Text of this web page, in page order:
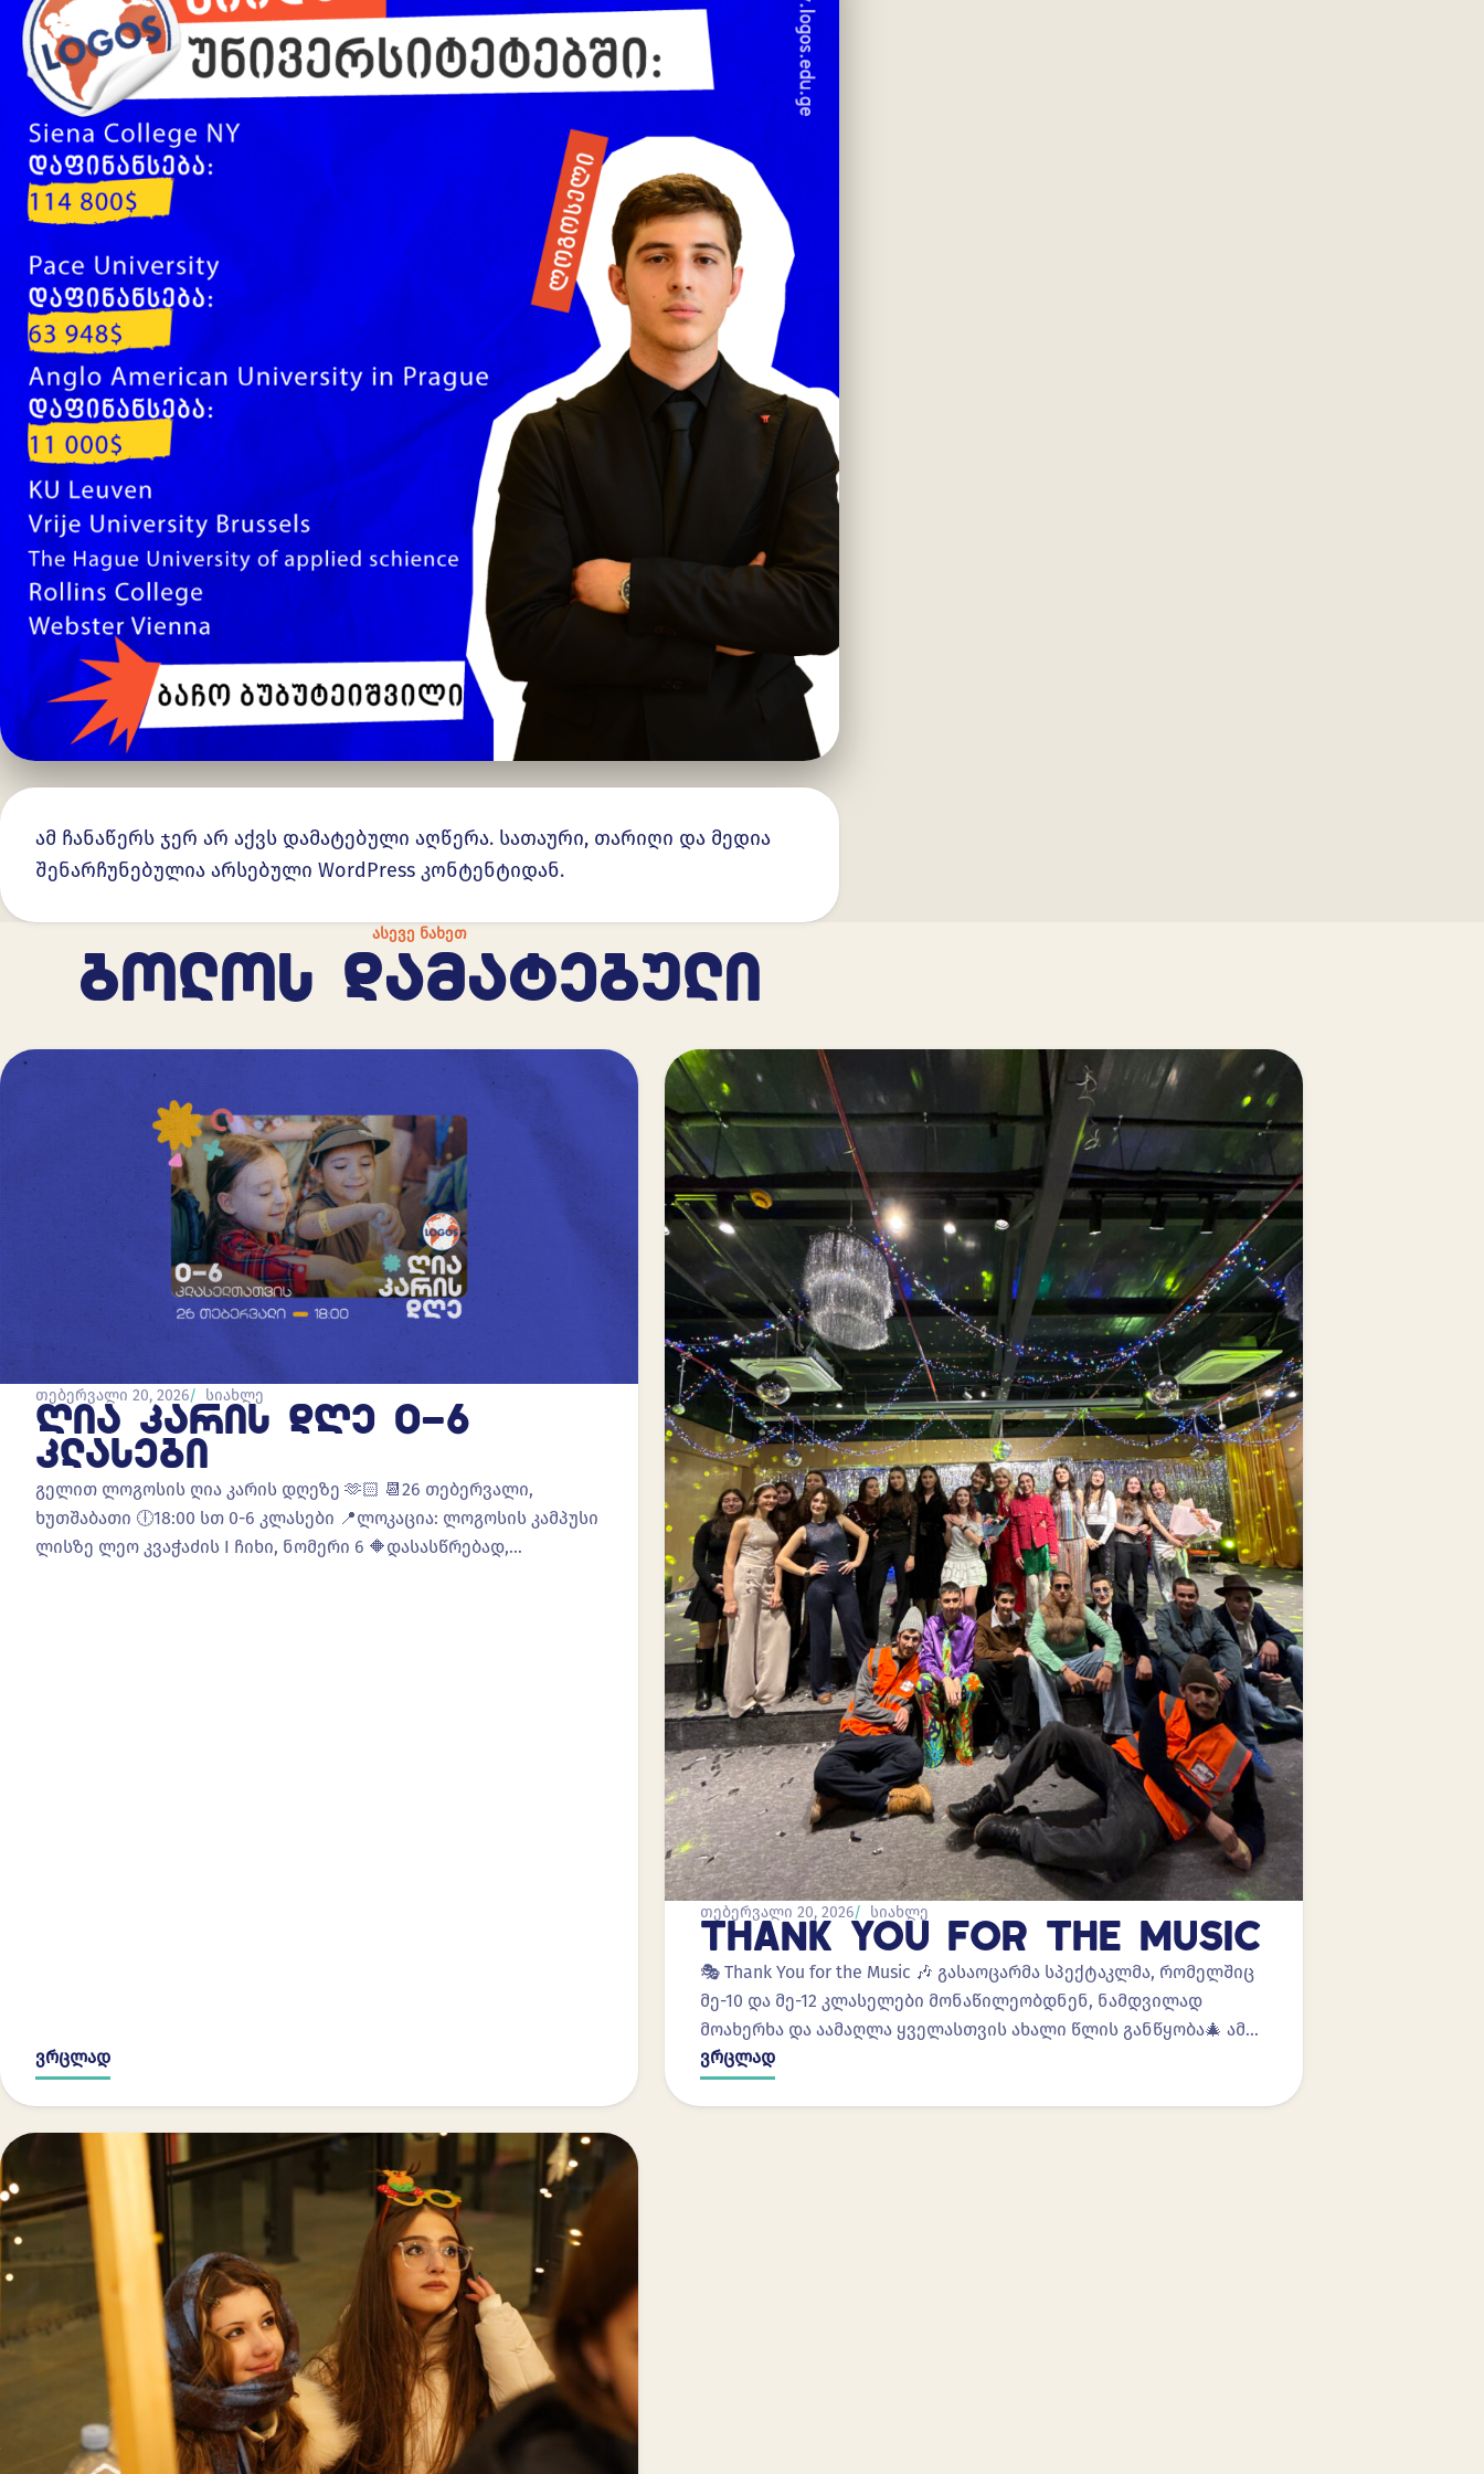
ამ ჩანაწერს ჯერ არ აქვს დამატებული აღწერა. სათაური, თარიღი და მედია
შენარჩუნებულია არსებული WordPress კონტენტიდან.
ᲐᲡᲔᲕᲔ ᲜᲐᲮᲔᲗ
ᲑᲝᲚᲝᲡ ᲓᲐᲛᲐᲢᲔᲑᲣᲚᲘ
თებერვალი 20, 2026 სიახლე
ᲦᲘᲐ ᲙᲐᲠᲘᲡ ᲓᲦᲔ 0-6
ᲙᲚᲐᲡᲔᲑᲘ
გელით ლოგოსის ღია კარის დღეზე 🫶🏻 📆26 თებერვალი,
ხუთშაბათი 🕕18:00 სთ 0-6 კლასები 📍ლოკაცია: ლოგოსის კამპუსი
ლისზე ლეო კვაჭაძის I ჩიხი, ნომერი 6 🔶დასასწრებად,…
ვრცლად
თებერვალი 20, 2026 სიახლე
THANK YOU FOR THE MUSIC
🎭 Thank You for the Music 🎶 გასაოცარმა სპექტაკლმა, რომელშიც
მე-10 და მე-12 კლასელები მონაწილეობდნენ, ნამდვილად
მოახერხა და აამაღლა ყველასთვის ახალი წლის განწყობა🎄 ამ…
ვრცლად